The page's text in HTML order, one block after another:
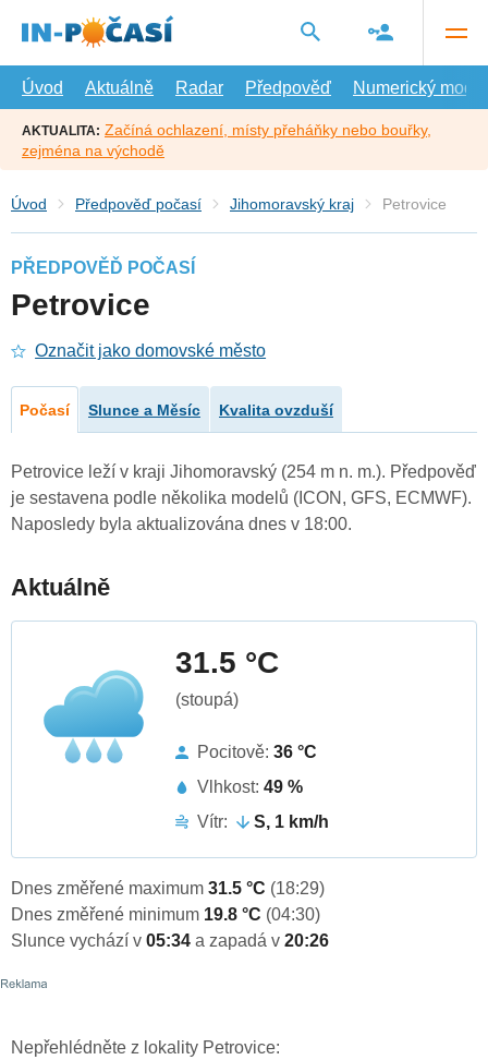
hlavní
Úvod
Aktuálně Radar Předpověď Numerický model
AKTUALITA: Začíná ochlazení, místy přeháňky nebo bouřky,
zejména na východě
Úvod Předpověď počasí Jihomoravský kraj Petrovice
PŘEDPOVĚĎ POČASÍ
Petrovice
Označit jako domovské město
Počasí Slunce a Měsíc Kvalita ovzduší
Petrovice leží v kraji Jihomoravský (254 m n. m.). Předpověď
je sestavena podle několika modelů (ICON, GFS, ECMWF).
Naposledy byla aktualizována dnes v 18:00.
Aktuálně
31.5 °C
(stoupá)
Pocitově: 36 °C
Vlhkost: 49 %
Vítr:
S, 1 km/h
Dnes změřené maximum 31.5 °C (18:29)
Dnes změřené minimum 19.8 °C (04:30)
Slunce vychází v 05:34 a zapadá v 20:26
Nepřehlédněte z lokality Petrovice: